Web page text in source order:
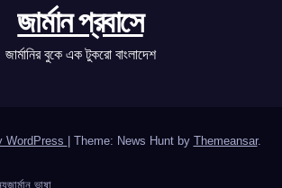
জার্মান প্রবাসে
জার্মানির বুকে এক টুকরো বাংলাদেশ
WordPress Theme: News Hunt by Themeansar.
জার্মান ভাষা